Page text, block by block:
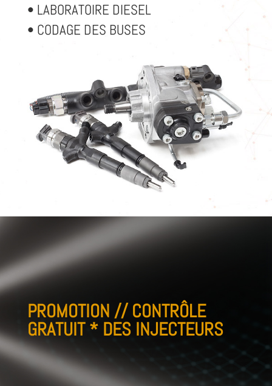
• LABORATOIRE DIESEL
• CODAGE DES BUSES
PROMOTION // CONTRÔLE
GRATUIT * DES INJECTEURS